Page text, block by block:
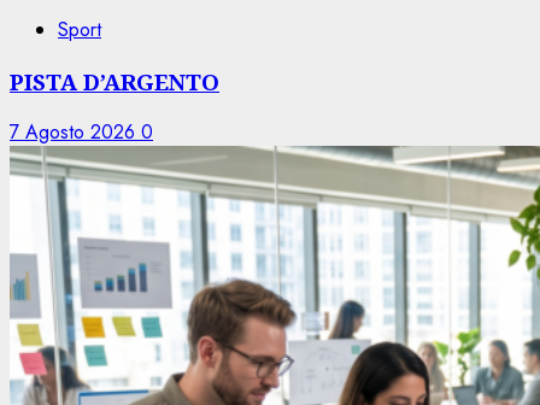
Sport
PISTA D’ARGENTO
7 Agosto 2026 0